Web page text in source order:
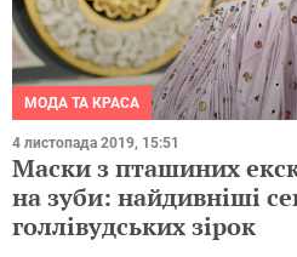
МОДА ТА КРАСА
4 листопада 2019, 15:51
Маски з пташиних
на зуби: найдивніші
голлівудських зірок